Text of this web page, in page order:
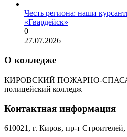
Честь региона: наши
«Гвардейск»
0
27.07.2026
О колледже
КИРОВСКИЙ ПОЖАРНО-
полицейский колледж
Контактная информация
610021, г. Киров, пр-т Строителей,